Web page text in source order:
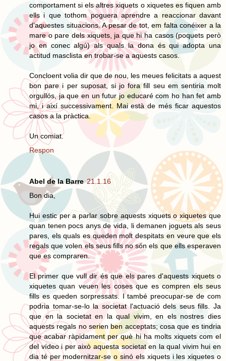
comportament si els altres xiquets o xiquetes es fiquen amb
ells i que tothom poguera aprendre a reaccionar davant
d'aquestes situacions. A pesar de tot, em falta conéixer a la
mare o pare dels xiquets, ja que hi ha casos (poquets però
jo en conec algú) als quals la dona és qui adopta una
actitud masclista en trobar-se a aquests casos.
Concloent volia dir que de nou, les meues felicitats a aquest
bon pare i per suposat, si jo fora fill seu em sentiria molt
orgullós, ja que en un futur jo educaré com ho han fet amb
mi, i així successivament. Mai està de més ficar aquestos
casos a la pràctica.
Un comiat.
Respon
Abel de la Barre 21.1.16
Bon dia,
Hui estic per a parlar sobre aquests xiquets o xiquetes que
quan tenen pocs anys de vida, li demanen joguets als seus
pares, els quals es queden molt despitats en veure que els
regals que volen els seus fills no són els que ells esperaven
que es compraren.
El primer que vull dir és que els pares d'aquests xiquets o
xiquetes quan veuen les coses que es compren els seus
fills es queden sorpressats. I també preocupar-se de com
podria tomar-se-lo la societat l'actuació dels seus fills. Ja
que en la societat en la qual vivim, en els nostres dies
aquests regals no serien ben acceptats; cosa que es tindria
que acabar ràpidament per què hi ha molts xiquets com el
del vídeo i per això aquesta societat en la qual vivim hui en
dia té per modernitzar-se o sinó els xiquets i les xiquetes o